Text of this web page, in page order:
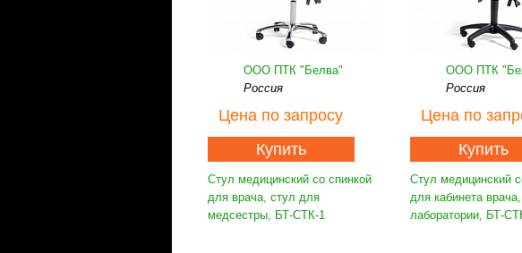
ООО ПТК "Белва"
Россия
Цена по запросу
Купить
Стул медицинский со спинкой
для врача, стул для
медсестры, БТ-СТК-1
ООО ПТК
Россия
Цена по
Купить
Стул медицинский
для кабинета
лаборатории, БТ-